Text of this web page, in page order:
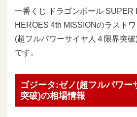
一番くじ ドラゴンボール SUPER
HEROES 4th MISSIONのラスト
(超フルパワーサイヤ人４限界突
です。
ゴジータ:ゼノ(超フルパワー
突破)の相場情報